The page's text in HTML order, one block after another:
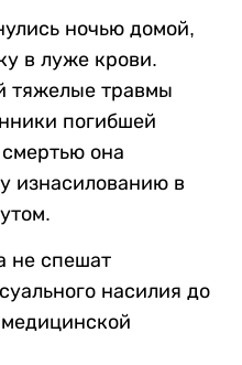
ночью домой,
в луже крови.
тяжелые травмы
погибшей
она
изнасилованию в
не спешат
насилия до
медицинской